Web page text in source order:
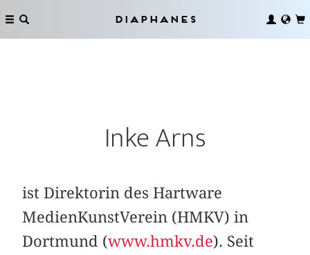
Diaphanes
Inke Arns
ist Direktorin des Hartware
MedienKunstVerein (HMKV) in
Dortmund (www.hmkv.de). Seit